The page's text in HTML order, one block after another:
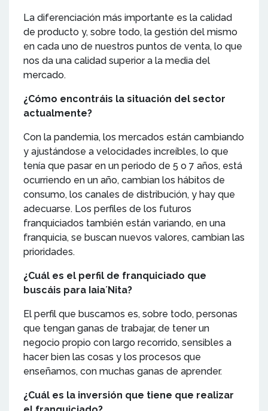
La diferenciación más importante es la calidad
de producto y, sobre todo, la gestión del mismo
en cada uno de nuestros puntos de venta, lo que
nos da una calidad superior a la media del
mercado.
¿Cómo encontráis la situación del sector
actualmente?
Con la pandemia, los mercados están cambiando
y ajustándose a velocidades increíbles, lo que
tenía que pasar en un periodo de 5 o 7 años, está
ocurriendo en un año, cambian los hábitos de
consumo, los canales de distribución, y hay que
adecuarse. Los perfiles de los futuros
franquiciados también están variando, en una
franquicia, se buscan nuevos valores, cambian las
prioridades.
¿Cuál es el perfil de franquiciado que
buscáis para Iaia´Nita?
El perfil que buscamos es, sobre todo, personas
que tengan ganas de trabajar, de tener un
negocio propio con largo recorrido, sensibles a
hacer bien las cosas y los procesos que
enseñamos, con muchas ganas de aprender.
¿Cuál es la inversión que tiene que realizar